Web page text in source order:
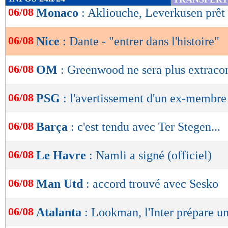
de
OK
06/08 Monaco : Akliouche, Leverkusen prêt
06/08 Nice : Dante - "entrer dans l'histoire"
06/08 OM : Greenwood ne sera plus
06/08 PSG : l'avertissement d'un ex-
06/08 Barça : c'est tendu avec Ter Stegen...
06/08 Le Havre : Namli a signé (officiel)
06/08 Man Utd : accord trouvé avec Sesko
06/08 Atalanta : Lookman, l'Inter prépare